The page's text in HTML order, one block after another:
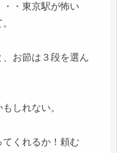
・東京駅が怖い
お節は３段を選ん
しれない。
くれるか！頼む